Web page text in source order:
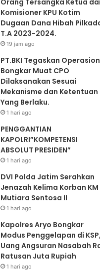
Orang Tersangka Ketua
Komisioner KPU Kotim
Dugaan Dana Hibah
T.A 2023-2024.
19 jam ago
PT.BKI Tegaskan
Bongkar Muat CPO
Dilaksanakan Sesuai
Mekanisme dan Ketentuan
Yang Berlaku.
1 hari ago
PENGGANTIAN
KAPOLRI”KOMPETENSI
ABSOLUT PRESIDEN”
1 hari ago
DVI Polda Jatim Serahkan
Jenazah Kelima Korban KM
Mutiara Sentosa II
1 hari ago
Kapolres Aryo Bongkar
Modus Penggelapan di KSP,
Uang Angsuran Nasabah
Ratusan Juta Rupiah
1 hari ago